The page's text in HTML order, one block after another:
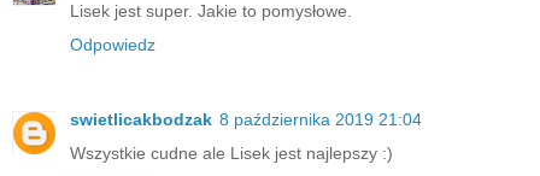
Lisek jest super. Jakie to pomysłowe.
Odpowiedz
swietlicakbodzak 8 października 2019 21:04
Wszystkie cudne ale Lisek jest najlepszy :)